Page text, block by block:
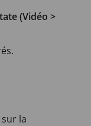
(Vidéo >
la